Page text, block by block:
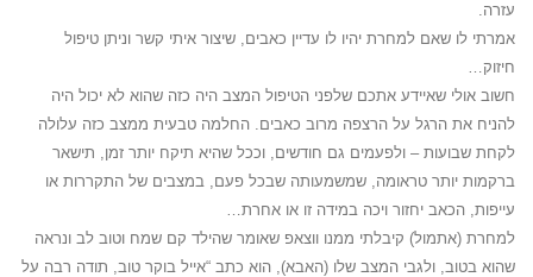
עזרה.
אמרתי לו שאם למחרת יהיו לו עדיין כאבים, שיצור איתי קשר וניתן טיפול
חיזוק…
חשוב אולי שאיידע אתכם שלפני הטיפול המצב היה כזה שהוא לא יכול היה
להניח את הרגל על הרצפה מרוב כאבים. החלמה טבעית ממצב כזה עלולה
לקחת שבועות – ולפעמים גם חודשים, וככל שהיא תיקח יותר זמן, תישאר
ברקמות יותר טראומה, שמשמעותה שבכל פעם, במצבים של התקררות או
עייפות, הכאב יחזור ויכה במידה זו או אחרת…
למחרת (אתמול) קיבלתי ממנו ווצאפ שאומר שהילד קם שמח וטוב לב ונראה
שהוא בטוב, ולגבי המצב שלו (האבא), הוא כתב “אייל בוקר טוב, תודה רבה על